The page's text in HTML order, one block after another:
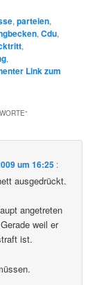
,parteien,
,Cdu,
,
,
Link zum
“
um 16:25 :
ausgedrückt.
angetreten
weil er
ist.